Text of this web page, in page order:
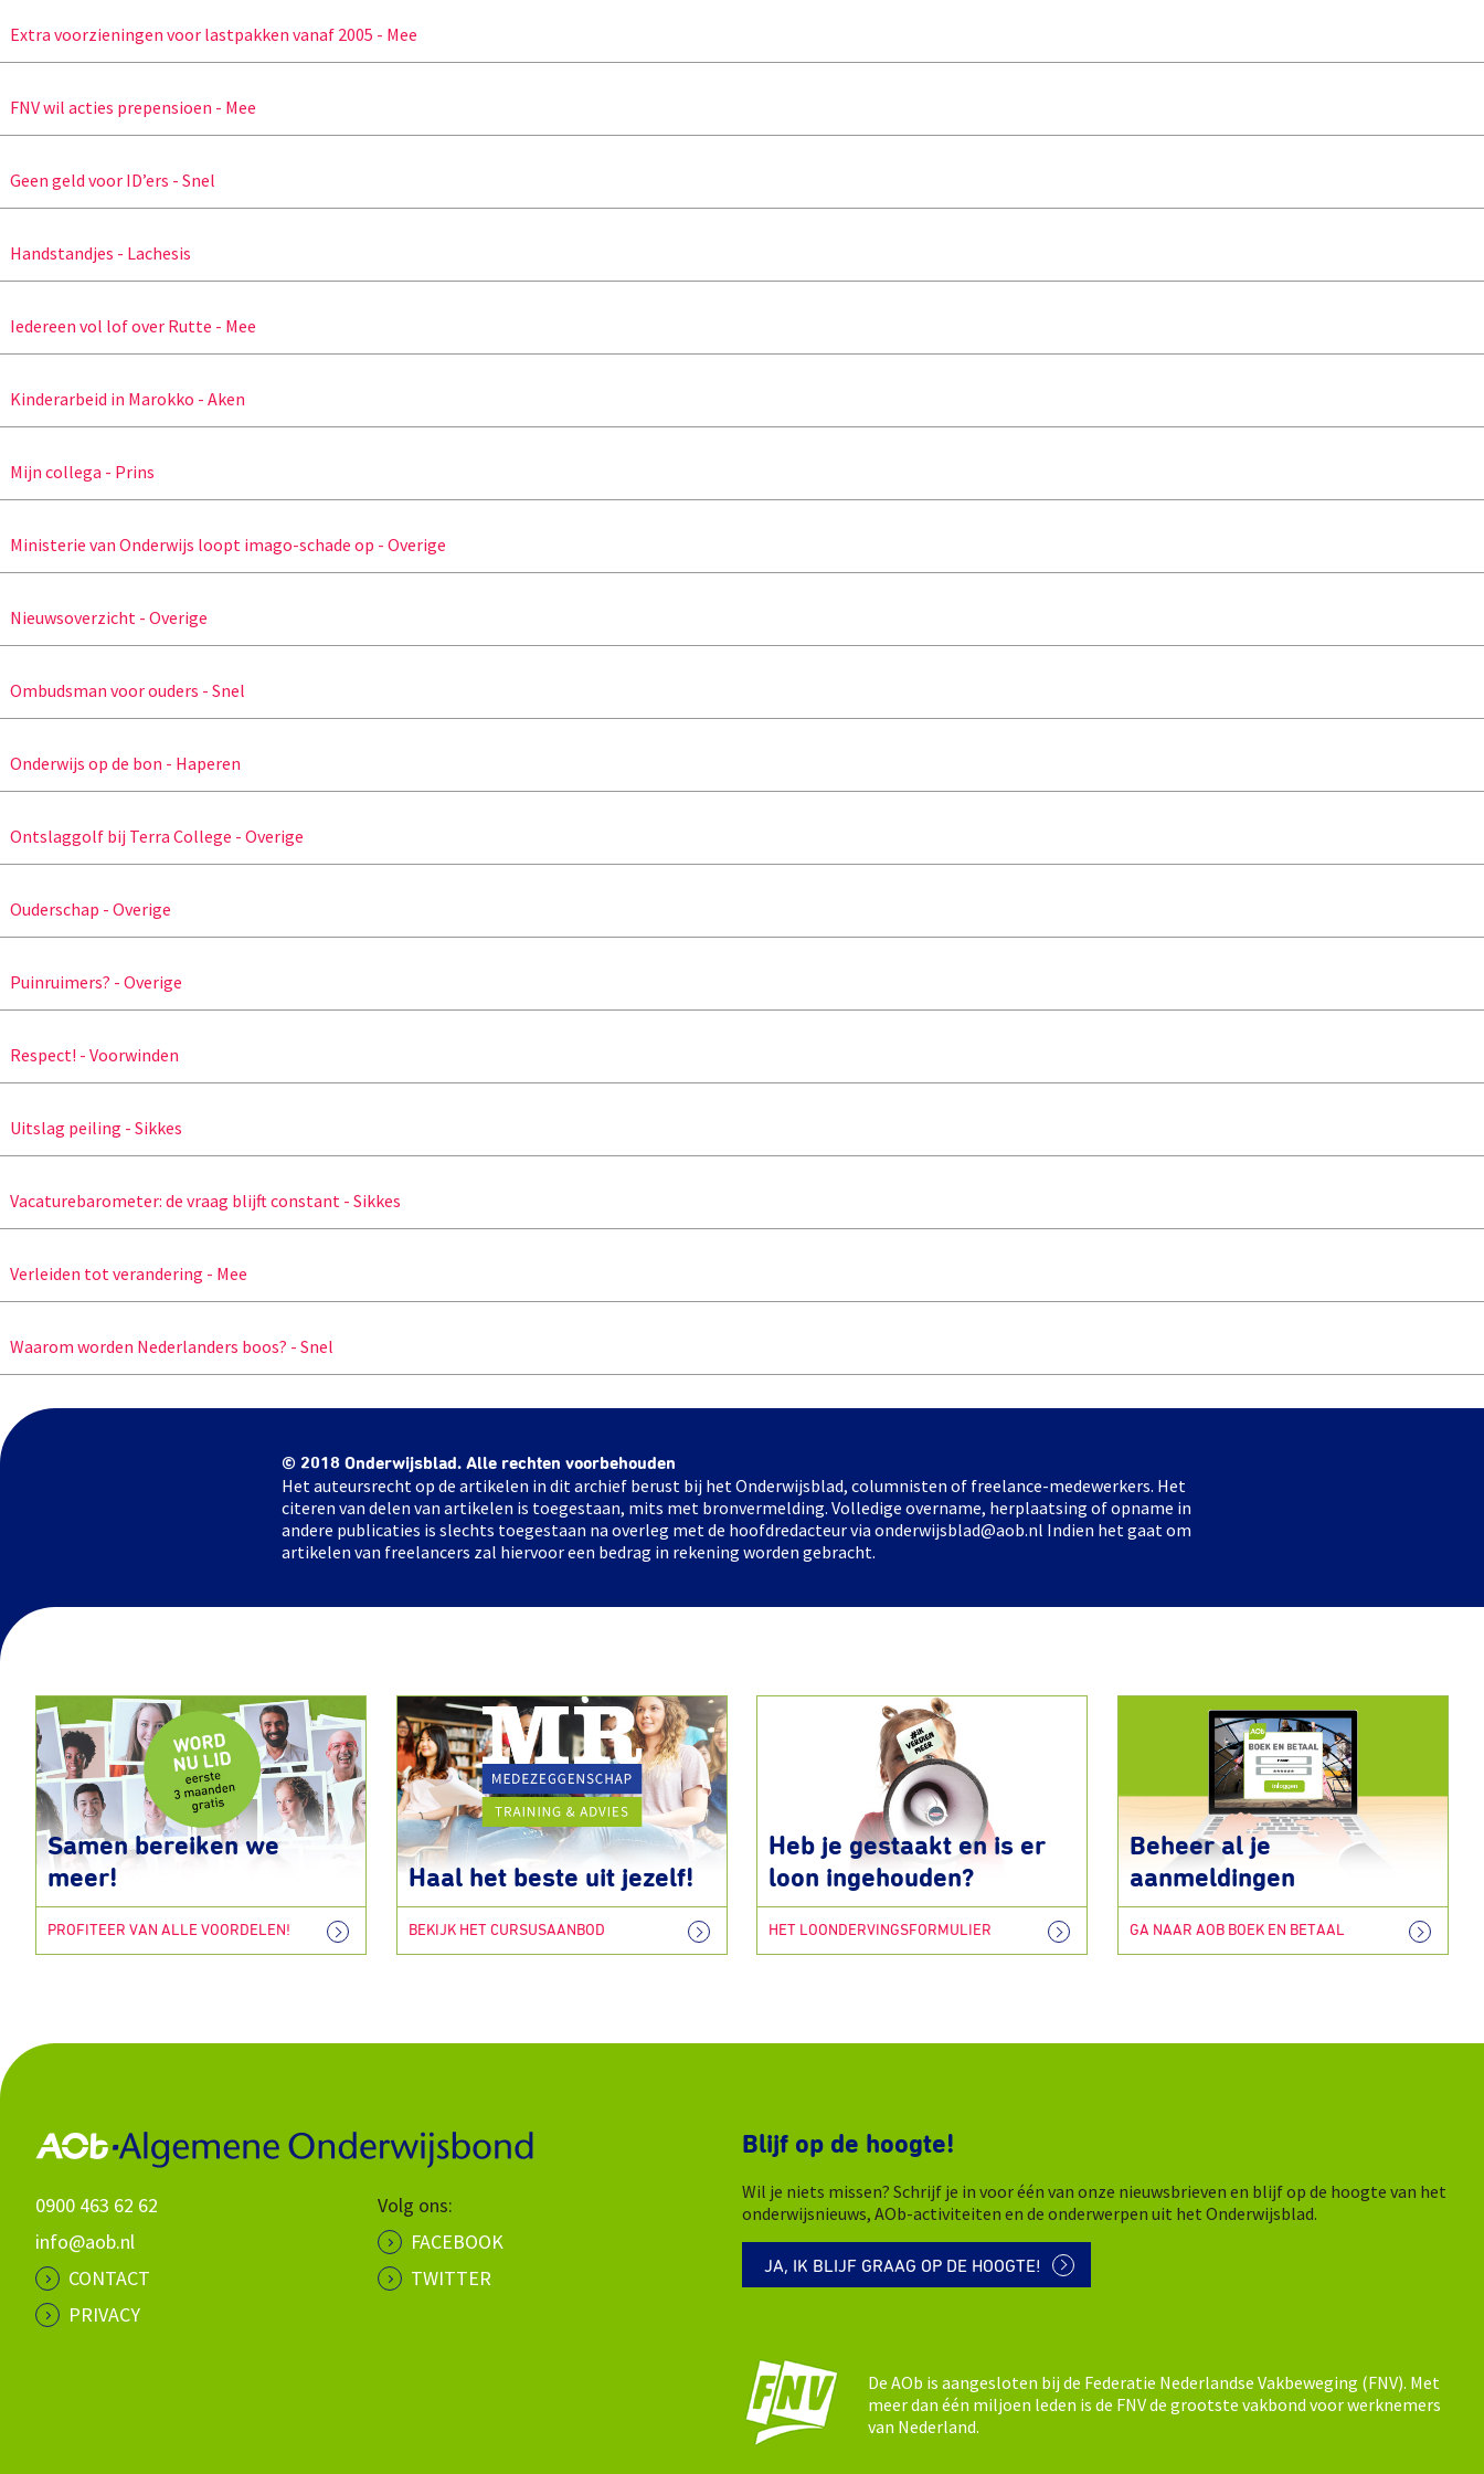
Extra voorzieningen voor lastpakken vanaf 2005 - Mee
FNV wil acties prepensioen - Mee
Geen geld voor ID’ers - Snel
Handstandjes - Lachesis
Iedereen vol lof over Rutte - Mee
Kinderarbeid in Marokko - Aken
Mijn collega - Prins
Ministerie van Onderwijs loopt imago-schade op - Overige
Nieuwsoverzicht - Overige
Ombudsman voor ouders - Snel
Onderwijs op de bon - Haperen
Ontslaggolf bij Terra College - Overige
Ouderschap - Overige
Puinruimers? - Overige
Respect! - Voorwinden
Uitslag peiling - Sikkes
Vacaturebarometer: de vraag blijft constant - Sikkes
Verleiden tot verandering - Mee
Waarom worden Nederlanders boos? - Snel
© 2018 Onderwijsblad. Alle rechten voorbehouden
Het auteursrecht op de artikelen in dit archief berust bij het Onderwijsblad, columnisten of freelance-medewerkers. Het
citeren van delen van artikelen is toegestaan, mits met bronvermelding. Volledige overname, herplaatsing of opname in
andere publicaties is slechts toegestaan na overleg met de hoofdredacteur via onderwijsblad@aob.nl Indien het gaat om
artikelen van freelancers zal hiervoor een bedrag in rekening worden gebracht.
Samen bereiken we
meer!
PROFITEER VAN ALLE VOORDELEN!
Haal het beste uit jezelf!
BEKIJK HET CURSUSAANBOD
Heb je gestaakt en is er
loon ingehouden?
HET LOONDERVINGSFORMULIER
Beheer al je
aanmeldingen
GA NAAR AOB BOEK EN BETAAL
0900 463 62 62
info@aob.nl
CONTACT
PRIVACY
Volg ons:
FACEBOOK
TWITTER
Blijf op de hoogte!
Wil je niets missen? Schrijf je in voor één van onze nieuwsbrieven en blijf op de hoogte van het
onderwijsnieuws, AOb-activiteiten en de onderwerpen uit het Onderwijsblad.
JA, IK BLIJF GRAAG OP DE HOOGTE!
De AOb is aangesloten bij de Federatie Nederlandse Vakbeweging (FNV). Met
meer dan één miljoen leden is de FNV de grootste vakbond voor werknemers
van Nederland.